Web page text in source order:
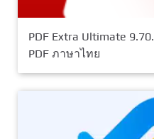
PDF Extra Ultimate
PDF ภาษาไทย